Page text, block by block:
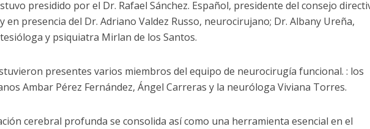
presidido por el Dr. Rafael Sánchez. Español, presidente del consejo
en presencia del Dr. Adriano Valdez Russo, neurocirujano; Dr. Albany Ureña,
y psiquiatra Mirlan de los Santos.
presentes varios miembros del equipo de neurocirugía funcional. : los
Ambar Pérez Fernández, Ángel Carreras y la neuróloga Viviana Torres.
cerebral profunda se consolida así como una herramienta esencial en el